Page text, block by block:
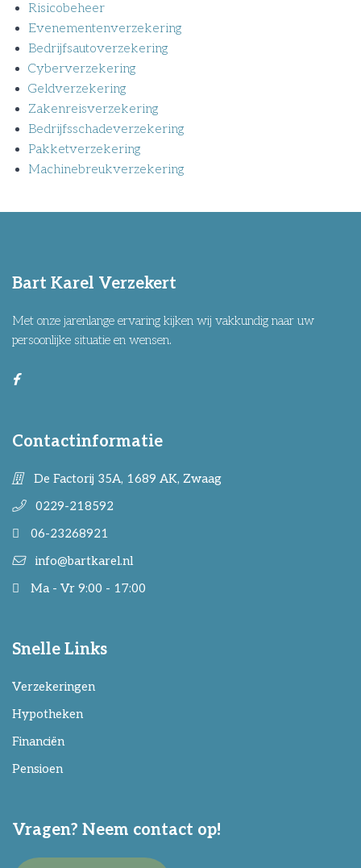
Risicobeheer
Evenementenverzekering
Bedrijfsautoverzekering
Cyberverzekering
Geldverzekering
Zakenreisverzekering
Bedrijfsschadeverzekering
Pakketverzekering
Machinebreukverzekering
Bart Karel Verzekert
Met onze jarenlange ervaring kijken wij vakkundig naar uw
persoonlijke situatie en wensen.
Contactinformatie
De Factorij 35A, 1689 AK, Zwaag
0229-218592
06-23268921
info@bartkarel.nl
Ma - Vr 9:00 - 17:00
Snelle Links
Verzekeringen
Hypotheken
Financiën
Pensioen
Vragen? Neem contact op!